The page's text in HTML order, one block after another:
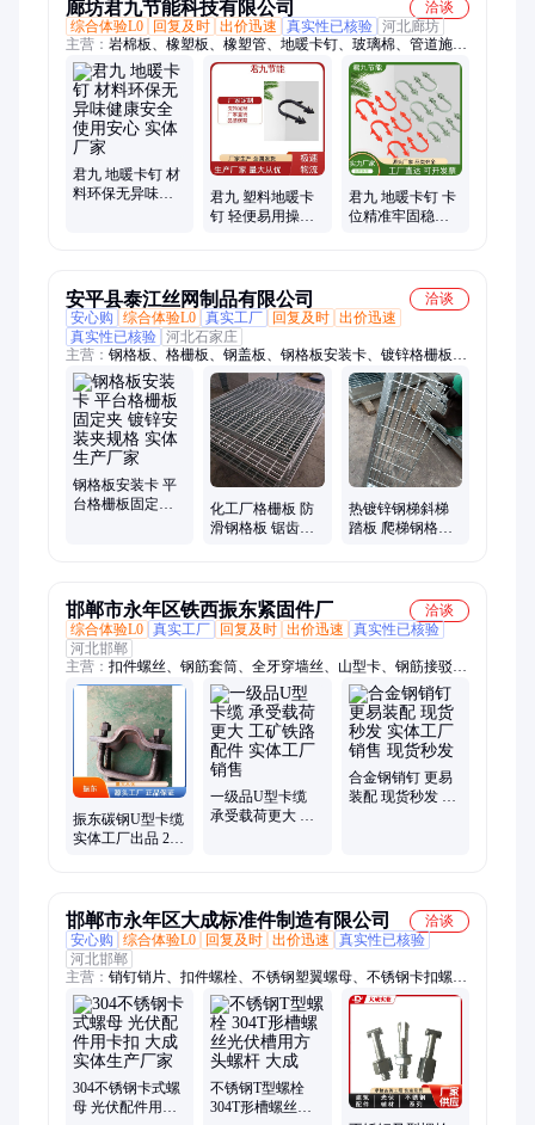
廊坊君九节能科技有限公司
洽谈
综合体验L0
回复及时 出价迅速 真实性已核验 河北廊坊
主营： 岩棉板、橡塑板、橡塑管、地暖卡钉、玻璃棉、管道施
工、橡塑海绵板、橡塑保温板、铁皮保温、硅酸铝板、岩棉保温
板、红蓝压花管、地暖镜面反射膜、岩棉毡、聚氨酯瓦壳、硅晶
网、地暖模块、铝镁质保温板、硅酸铝管、硅酸盐板、硅酸盐
管、PVC彩壳、硅酸铝针刺毯、玻璃棉卷毡
君九 地暖卡钉 材
料环保无异味健
君九 塑料地暖卡
钉 轻便易用操作
君九 地暖卡钉 卡
位精准牢固稳定
安平县泰江丝网制品有限公司
洽谈
安心购
综合体验L0 真实工厂 回复及时 出价迅速
真实性已核验 河北石家庄
主营： 钢格板、格栅板、钢盖板、钢格板安装卡、镀锌格栅板、
钢格栅、地沟盖板、镀锌格栅、球接栏杆、花纹盖板、球形立
柱、平台踏步板、镀锌沟盖板、热镀锌钢格板、钢格栅沟盖
钢格板安装卡 平
台格栅板固定夹
化工厂格栅板 防
滑钢格板 锯齿形
热镀锌钢梯斜梯
踏板 爬梯钢格板
邯郸市永年区铁西振东紧固件厂
洽谈
综合体验L0 真实工厂 回复及时 出价迅速
真实性已核验
河北邯郸
主营： 扣件螺丝、钢筋套筒、全牙穿墙丝、山型卡、钢筋接驳
器、四级钢套筒、穿墙对拉丝杆、斜支撑、精轧螺纹钢、沉降观
振东碳钢U型卡缆
实体工厂出品 24
一级品U型卡缆
承受载荷更大 工
合金钢销钉 更易
装配 现货秒发 实
邯郸市永年区大成标准件制造有限公司
洽谈
安心购
综合体验L0 回复及时 出价迅速
真实性已核验
河北邯郸
主营： 销钉销片、扣件螺栓、不锈钢塑翼螺母、不锈钢卡扣螺
母、扣件螺丝、丁字丝、穿墙丝、k板螺丝、k板螺栓、对拉螺
杆、扣双头丝杆、钢支撑、铝模板配件、不锈钢内六角螺丝
304不锈钢卡式螺
母 光伏配件用卡
不锈钢T型螺栓
304T形槽螺丝光